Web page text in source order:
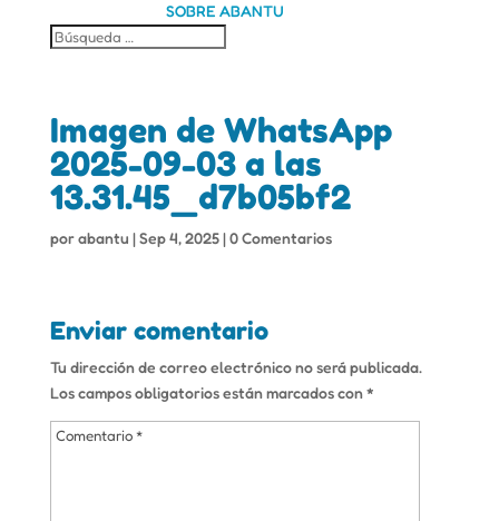
SOBRE ABANTU
Imagen de WhatsApp
2025-09-03 a las
13.31.45_d7b05bf2
porabantu |Sep 4, 2025|0 Comentarios
Enviar comentario
Tu dirección de correo electrónico no será publicada.
Los campos obligatorios están marcados con*